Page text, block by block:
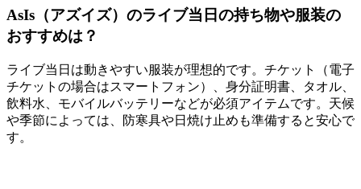
AsIs（アズイズ）のライブ当日の持ち物や服装の
おすすめは？
ライブ当日は動きやすい服装が理想的です。チケット（電子
チケットの場合はスマートフォン）、身分証明書、タオル、
飲料水、モバイルバッテリーなどが必須アイテムです。天候
や季節によっては、防寒具や日焼け止めも準備すると安心で
す。